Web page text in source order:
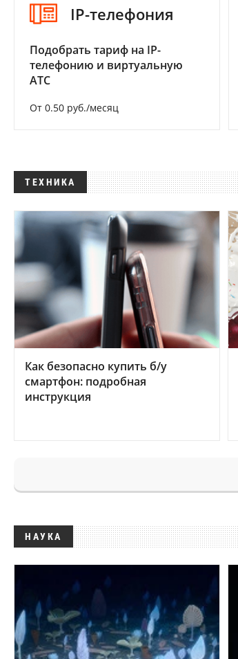
IP-телефония
Подобрать тариф на IP-
телефонию и виртуальную
АТС
От 0.50 руб./месяц
ТЕХНИКА
Как безопасно купить б/у
смартфон: подробная
инструкция
НАУКА